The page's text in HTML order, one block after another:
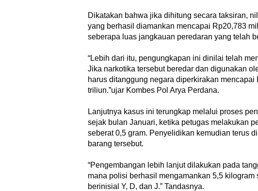
Dikatakan bahwa jika dihitung secara taksiran,
yang berhasil diamankan mencapai Rp20,783
seberapa luas jangkauan peredaran yang telah
“Lebih dari itu, pengungkapan ini dinilai telah
Jika narkotika tersebut beredar dan digunakan
harus ditanggung negara diperkirakan
triliun.”ujar Kombes Pol Arya Perdana.
Lanjutnya kasus ini terungkap melalui proses
sejak bulan Januari, ketika petugas melakukan
seberat 0,5 gram. Penyelidikan kemudian terus
barang tersebut.
“Pengembangan lebih lanjut dilakukan pada
mana polisi berhasil mengamankan 5,5 kilogram
berinisial Y, D, dan J.” Tandasnya.